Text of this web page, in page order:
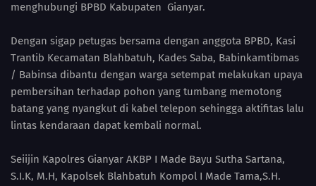
menghubungi BPBD Kabupaten Gianyar.
Dengan sigap petugas bersama dengan anggota BPBD, Kasi
Trantib Kecamatan Blahbatuh, Kades Saba, Babinkamtibmas
/ Babinsa dibantu dengan warga setempat melakukan upaya
pembersihan terhadap pohon yang tumbang memotong
batang yang nyangkut di kabel telepon sehingga aktifitas lalu
lintas kendaraan dapat kembali normal.
Seiijin Kapolres Gianyar AKBP I Made Bayu Sutha Sartana,
S.I.K, M.H, Kapolsek Blahbatuh Kompol I Made Tama,S.H.